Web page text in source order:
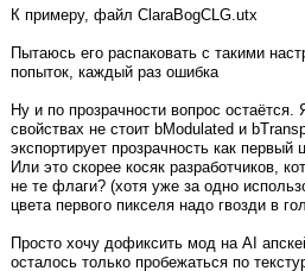
К примеру, файл ClaraBogCLG.utx
Пытаюсь его распаковать с такими
попыток, каждый раз ошибка
Ну и по прозрачности вопрос
свойствах не стоит bModulated и
экспортирует прозрачность как первый
Или это скорее косяк разработчиков,
не те флаги? (хотя уже за одно
цвета первого пикселя надо гвозди в
Просто хочу дофиксить мод на AI
осталось только пробежаться по